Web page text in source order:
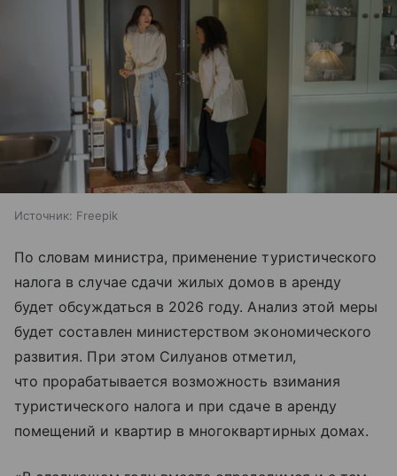
Источник: Freepik
По словам министра, применение туристического
налога в случае сдачи жилых домов в аренду
будет обсуждаться в 2026 году. Анализ этой меры
будет составлен министерством экономического
развития. При этом Силуанов отметил,
что прорабатывается возможность взимания
туристического налога и при сдаче в аренду
помещений и квартир в многоквартирных домах.